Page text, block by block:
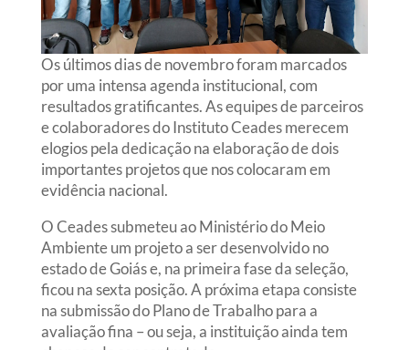
Os últimos dias de novembro foram marcados
por uma intensa agenda institucional, com
resultados gratificantes. As equipes de parceiros
e colaboradores do Instituto Ceades merecem
elogios pela dedicação na elaboração de dois
importantes projetos que nos colocaram em
evidência nacional.
O Ceades submeteu ao Ministério do Meio
Ambiente um projeto a ser desenvolvido no
estado de Goiás e, na primeira fase da seleção,
ficou na sexta posição. A próxima etapa consiste
na submissão do Plano de Trabalho para a
avaliação fina – ou seja, a instituição ainda tem